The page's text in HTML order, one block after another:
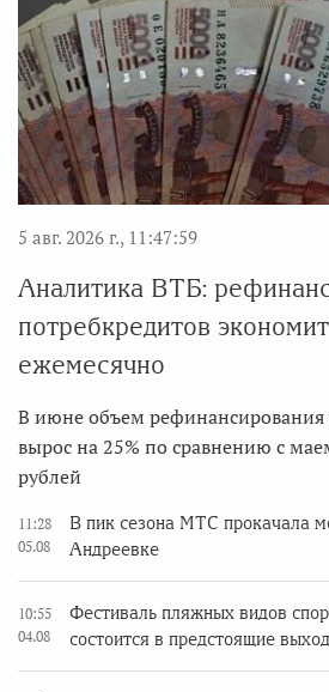
5 авг. 2026 г., 11:47:59
Аналитика ВТБ:
потребкредитов
ежемесячно
В июне объем
вырос на 25% по сравнению с
рублей
11:28
05.08
В пик сезона МТС прокачала
Андреевке
10:55
04.08
Фестиваль пляжных видов
состоится в предстоящие